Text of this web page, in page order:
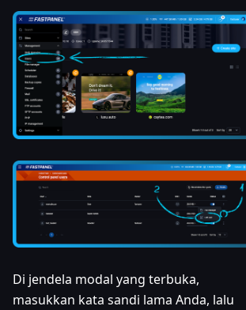
Di jendela modal yang terbuka,
masukkan kata sandi lama Anda, lalu